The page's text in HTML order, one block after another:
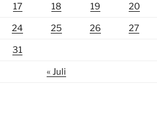
17 18 19 20
24 25 26 27
31
« Juli